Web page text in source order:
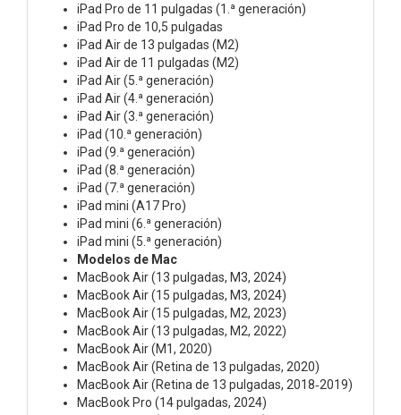
iPad Pro de 11 pulgadas (1.ª generación)
iPad Pro de 10,5 pulgadas
iPad Air de 13 pulgadas (M2)
iPad Air de 11 pulgadas (M2)
iPad Air (5.ª generación)
iPad Air (4.ª generación)
iPad Air (3.ª generación)
iPad (10.ª generación)
iPad (9.ª generación)
iPad (8.ª generación)
iPad (7.ª generación)
iPad mini (A17 Pro)
iPad mini (6.ª generación)
iPad mini (5.ª generación)
Modelos de Mac
MacBook Air (13 pulgadas, M3, 2024)
MacBook Air (15 pulgadas, M3, 2024)
MacBook Air (15 pulgadas, M2, 2023)
MacBook Air (13 pulgadas, M2, 2022)
MacBook Air (M1, 2020)
MacBook Air (Retina de 13 pulgadas, 2020)
MacBook Air (Retina de 13 pulgadas, 2018‑2019)
MacBook Pro (14 pulgadas, 2024)